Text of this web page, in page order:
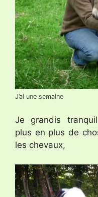
J’ai une semaine
Je grandis
plus en plus de
les chevaux,